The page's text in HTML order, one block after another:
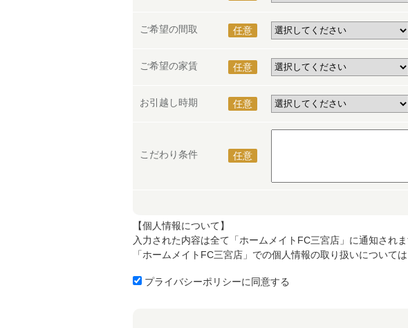
ご希望の間取 任意
ご希望の家賃 任意
お引越し時期 任意
こだわり条件 任意
【個人情報について】
入力された内容は全て「ホームメイトFC三宮店」に通知されま
「ホームメイトFC三宮店」での個人情報の取り扱いについては
プライバシーポリシーに同意する